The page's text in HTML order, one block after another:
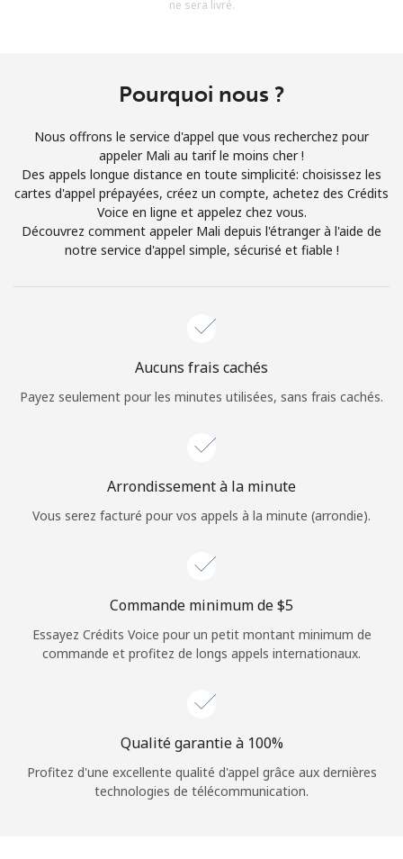
Bonjour!
Identifiez-vous ou INSCRIVEZ-VOUS →
Login
ne sera livré.
Pourquoi nous ?
Nous offrons le service d'appel que vous recherchez pour
appeler Mali au tarif le moins cher !
Des appels longue distance en toute simplicité: choisissez les
cartes d'appel prépayées, créez un compte, achetez des Crédits
Voice en ligne et appelez chez vous.
Découvrez comment appeler Mali depuis l'étranger à l'aide de
notre service d'appel simple, sécurisé et fiable !
Aucuns frais cachés
Payez seulement pour les minutes utilisées, sans frais cachés.
Arrondissement à la minute
Vous serez facturé pour vos appels à la minute (arrondie).
Commande minimum de ⁦$5⁩
Essayez Crédits Voice pour un petit montant minimum de
commande et profitez de longs appels internationaux.
Qualité garantie à 100%
Profitez d'une excellente qualité d'appel grâce aux dernières
technologies de télécommunication.